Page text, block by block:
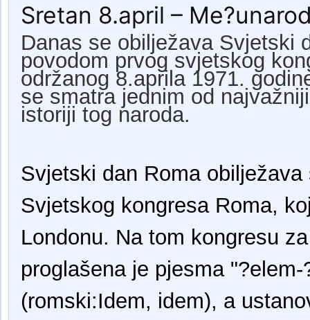
Sretan 8.april –
Danas se obilježava Svjetski
povodom prvog svjetskog
održanog 8.aprila 1971.
se smatra jednim od
istoriji tog naroda.
Svjetski dan Roma
Svjetskog kongresa Roma,
Londonu. Na tom kongresu
proglašena je pjesma "?elem-
(romski:Idem, idem), a